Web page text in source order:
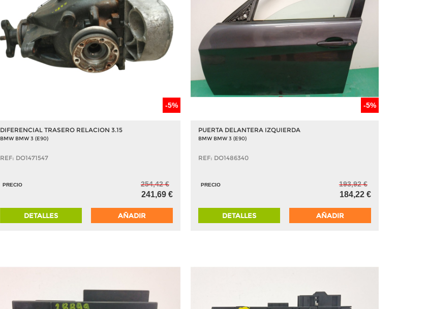
-5%
DIFERENCIAL TRASERO RELACION 3.15
BMW BMW 3 (E90)
REF: DO1471547
PRECIO 254,42 €
241,69 €
DETALLES AÑADIR
-5%
PUERTA DELANTERA IZQUIERDA
BMW BMW 3 (E90)
REF: DO1486340
PRECIO 193,92 €
184,22 €
DETALLES AÑADIR